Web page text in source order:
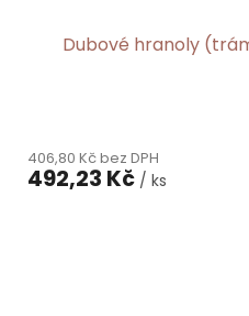
Dubové hranoly
406,80 Kč bez DPH
492,23 Kč / ks